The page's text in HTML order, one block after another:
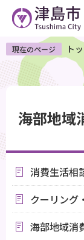
ペ
ー
ジ
の
で
す
現在のページ ト
海部地域
消費生活相
クーリング
海部地域消